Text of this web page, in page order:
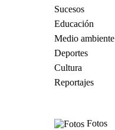
Sucesos
Educación
Medio ambiente
Deportes
Cultura
Reportajes
Fotos